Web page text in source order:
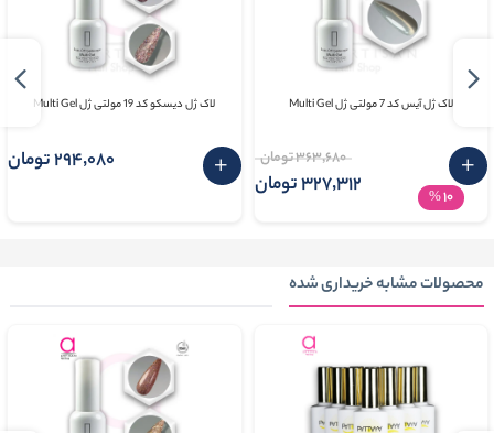
لاک ژل آیس کد 7 مولتی ژل Multi Gel
10
%
363٬680 تومان
327٬312 تومان
لاک ژل دیسکو کد 19 مولتی ژل Multi Gel
294٬080 تومان
محصولات مشابه خریداری شده